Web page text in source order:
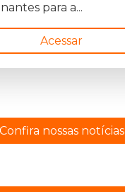
para a...
Acessar
Confira nossas notícias